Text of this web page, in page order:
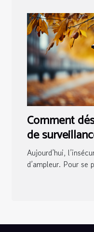
Comment
de
Aujourd’hui,
d’ampleur. Pour se